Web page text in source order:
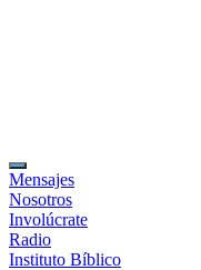
Mensajes
Nosotros
Involúcrate
Radio
Instituto Bíblico